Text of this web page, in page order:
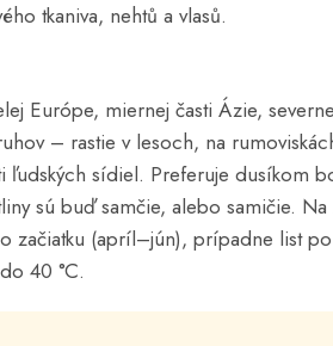
tkaniva, nehtů a vlasů.
Európe, miernej časti Ázie,
– rastie v lesoch, na
sídiel. Preferuje dusíkom
sú buď samčie, alebo samičie.
začiatku (apríl–jún), prípadne list
40 °C.